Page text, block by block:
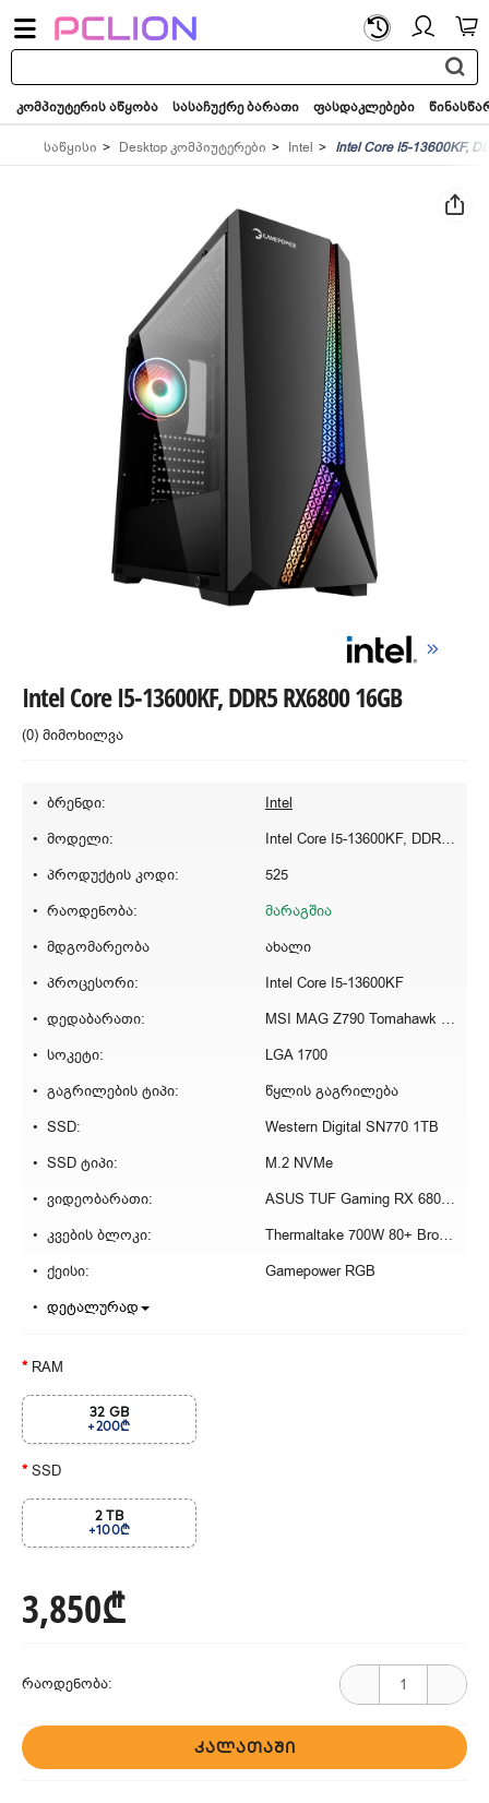
საძიებო
სიტყვა...
კომპიუტერის აწყობა სასაჩუქრე ბარათი ფასდაკლებები
საწყისი Desktop კომპიუტერები Intel Intel Core I5-13600KF,
Intel Core I5-13600KF, DDR5 RX6800 16GB
(0) მიმოხილვა
ბრენდი:
Intel
მოდელი:
Intel Core I5-13600KF, DDR5 RX6800 16GB
პროდუქტის კოდი:
525
რაოდენობა:
მარაგშია
მდგომარეობა
ახალი
პროცესორი:
Intel Core I5-13600KF
დედაბარათი:
MSI MAG Z790 Tomahawk D5
სოკეტი:
LGA 1700
გაგრილების ტიპი:
წყლის გაგრილება
SSD:
Western Digital SN770 1TB
SSD ტიპი:
M.2 NVMe
ვიდეობარათი:
ASUS TUF Gaming RX 6800 16GB
კვების ბლოკი:
Thermaltake 700W 80+ Bronze
ქეისი:
Gamepower RGB
დეტალურად
RAM
32 GB
+200₾
SSD
2 TB
+100₾
3,850₾
რაოდენობა:
ᲙᲐᲚᲐᲗᲐᲨᲘ